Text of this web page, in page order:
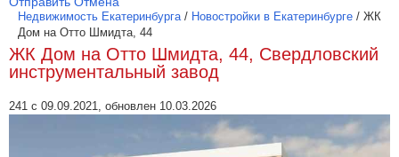
Недвижимость Екатеринбурга/ Новостройки в Екатеринбурге / ЖК
Дом на Отто Шмидта, 44
ЖК Дом на Отто Шмидта, 44, Свердловский
инструментальный завод
241 с 09.09.2021, обновлен 10.03.2026